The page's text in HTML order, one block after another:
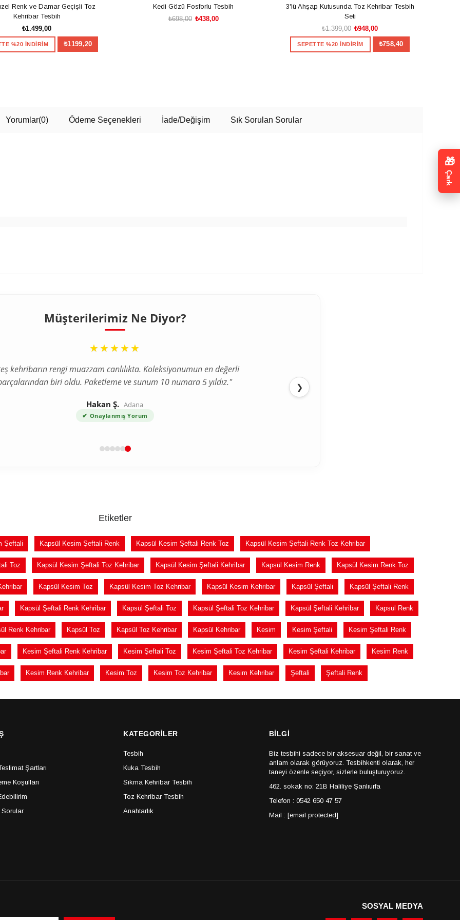
Renk ve Damar Geçişli Toz
Kehribar Tesbih
₺1.499,00
%20 İNDİRİM ₺1199,20
Kedi Gözü Fosforlu Tesbih
₺438,00
₺698,00
3'lü Ahşap Kutusunda Toz Kehribar Tesbih
Seti
₺948,00
₺1.399,00
SEPETTE %20 İNDİRİM ₺758,40
Yorumlar(0) Ödeme Seçenekleri İade/Değişim Sık Sorulan Sorular
Müşterilerimiz Ne Diyor?
“
★★★★★
kehribarın rengi muazzam canlılıkta. Koleksiyonumun en değerli
biri oldu. Paketleme ve sunum 10 numara 5 yıldız."
Hakan Ş. Adana
✔ Onaylanmış Yorum
❯
Etiketler
Şeftali Kapsül Kesim Şeftali Renk Kapsül Kesim Şeftali Renk Toz Kapsül Kesim Şeftali Renk Toz Kehribar
Toz Kapsül Kesim Şeftali Toz Kehribar Kapsül Kesim Şeftali Kehribar Kapsül Kesim Renk Kapsül Kesim Renk Toz
Kapsül Kesim Toz Kapsül Kesim Toz Kehribar Kapsül Kesim Kehribar Kapsül Şeftali Kapsül Şeftali Renk
Kapsül Şeftali Renk Kehribar Kapsül Şeftali Toz Kapsül Şeftali Toz Kehribar Kapsül Şeftali Kehribar Kapsül Renk
Renk Kehribar Kapsül Toz Kapsül Toz Kehribar Kapsül Kehribar Kesim Kesim Şeftali Kesim Şeftali Renk
Kesim Şeftali Renk Kehribar Kesim Şeftali Toz Kesim Şeftali Toz Kehribar Kesim Şeftali Kehribar Kesim Renk
Kesim Renk Kehribar Kesim Toz Kesim Toz Kehribar Kesim Kehribar Şeftali Şeftali Renk
Şartları
Koşulları
Sorular
KATEGORİLER
Tesbih
Kuka Tesbih
Sıkma Kehribar Tesbih
Toz Kehribar Tesbih
Anahtarlık
BİLGİ
Biz tesbihi sadece bir aksesuar değil, bir sanat ve
anlam olarak görüyoruz. Tesbihkenti olarak, her
taneyi özenle seçiyor, sizlerle buluşturuyoruz.
462. sokak no: 21B Haliliye Şanlıurfa
Telefon : 0542 650 47 57
Mail : [email protected]
SOSYAL MEDYA
×
100TL
Sınırlı sayıda kişiye özel kampanya. Kazanılan kodlar